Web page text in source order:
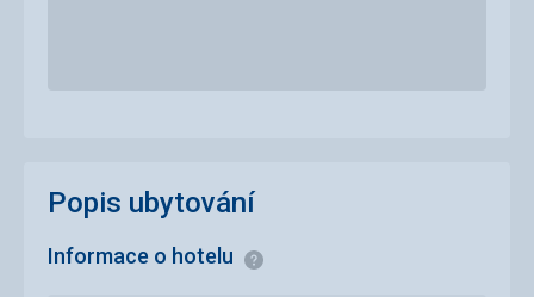
Popis ubytování
Informace o hotelu Informace